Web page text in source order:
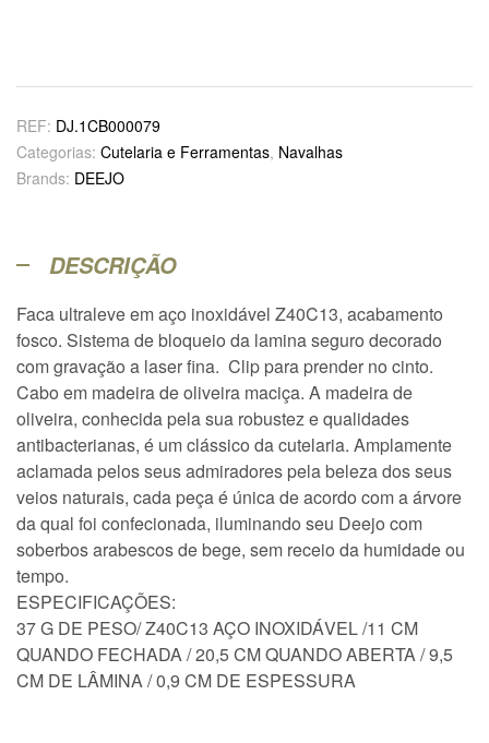
REF: DJ.1CB000079
Categorias: Cutelaria e Ferramentas, Navalhas
Brands: DEEJO
DESCRIÇÃO
Faca ultraleve em aço inoxidável Z40C13, acabamento
fosco. Sistema de bloqueio da lamina seguro decorado
com gravação a laser fina. Clip para prender no cinto.
Cabo em madeira de oliveira maciça. A madeira de
oliveira, conhecida pela sua robustez e qualidades
antibacterianas, é um clássico da cutelaria. Amplamente
aclamada pelos seus admiradores pela beleza dos seus
veios naturais, cada peça é única de acordo com a árvore
da qual foi confecionada, iluminando seu Deejo com
soberbos arabescos de bege, sem receio da humidade ou
tempo.
ESPECIFICAÇÕES:
37 G DE PESO/ Z40C13 AÇO INOXIDÁVEL /11 CM
QUANDO FECHADA / 20,5 CM QUANDO ABERTA / 9,5
CM DE LÂMINA / 0,9 CM DE ESPESSURA